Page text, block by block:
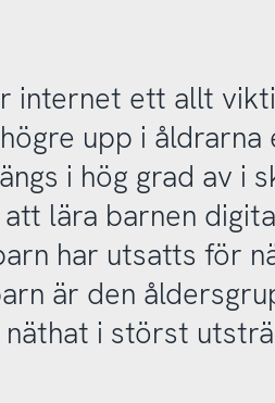
internet ett allt
upp i åldrarna
i hög grad av i
lära barnen
har utsatts för
är den
i störst